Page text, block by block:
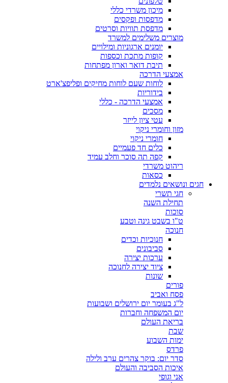
מיכון משרדי כללי
מדפסות ופקסים
מדפסת תוויות וסרטים
מוצרים משלימים למשרד
יומנים ארגוניות ומילויים
קופות מתכת וכספות
תיבת דואר וארון מפתחות
אמצעי הדרכה
לוחות שעם לוחות מחיקים ופליפצ'ארט
בידוריות
אמצעי הדרכה - כללי
מסכים
עטי ציון לייזר
מזון וחומרי ניקוי
חומרי ניקוי
כלים חד פעמיים
קפה תה סוכר וחלב עמיד
ריהוט משרדי
כסאות
חגים ונושאים נלמדים
חגי תשרי
תחילת השנה
סוכות
ט"ו בשבט גינה וטבע
חנוכה
חנוכיות וכדים
סביבונים
ערכות יצירה
ציוד יצירה לחנוכה
שונות
פורים
פסח ואביב
ל"ג בעומר יום ירושלים ושבועות
יום המשפחה וחברות
בריאת העולם
שבת
ימות השבוע
פרדס
סדר יום: בוקר צהרים ערב ולילה
איכות הסביבה והעולם
אני וגופי